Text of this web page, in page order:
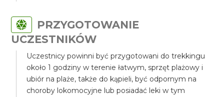
PRZYGOTOWANIE
UCZESTNIKÓW
Uczestnicy powinni być przygotowani do trekkingu
około 1 godziny w terenie łatwym, sprzęt plażowy i
ubiór na plaże, także do kąpieli, być odpornym na
choroby lokomocyjne lub posiadać leki w tym